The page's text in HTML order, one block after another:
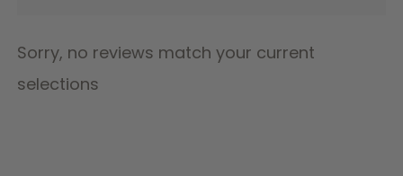
Sorry, no reviews match your current
selections